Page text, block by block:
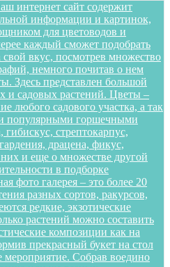
интернет сайт содержит
информации и картинок,
для цветоводов и
каждый сможет подобрать
вкус, посмотрев множество
немного почитав о нем
Здесь представлен большой
и садовых растений. Цветы –
любого садового участка, а так
популярными горшечными
гибискус, стрептокарпус,
драцена, фикус,
и еще о множестве другой
в подборке
фото галерея – это более 20
разных сортов, ракурсов,
редкие, экзотические
растений можно составить
композиции как на
прекрасный букет на стол
мероприятие. Собрав воедино